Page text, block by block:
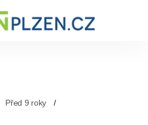
Před 9 roky